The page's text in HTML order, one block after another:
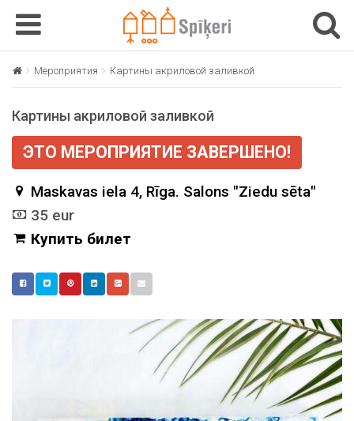
T
o
g
e
v
g
T
i
Мероприятия Картины акриловой заливкой
Картины акриловой заливкой
ЭТО МЕРОПРИЯТИЕ ЗАВЕРШЕНО!
Maskavas iela 4, Rīga. Salons "Ziedu sēta"
35 eur
Купить билет